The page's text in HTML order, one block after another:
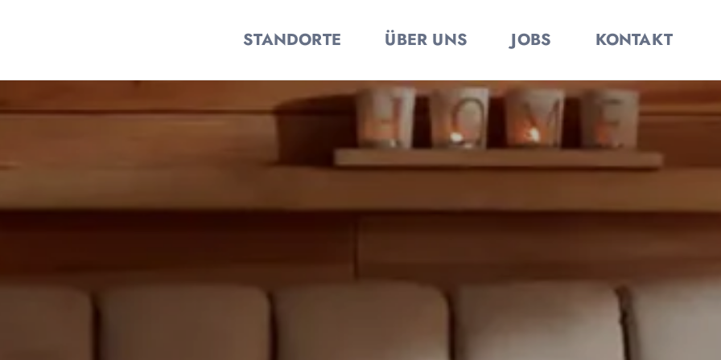
STANDORTE ÜBER UNS JOBS KONTAKT